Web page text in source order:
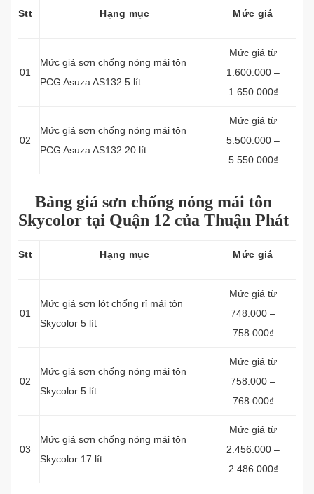
Stt Hạng mục Mức giá
01
Mức giá sơn chống nóng mái tôn
PCG Asuza AS132 5 lít
Mức giá từ
1.600.000 –
1.650.000₫
02
Mức giá sơn chống nóng mái tôn
PCG Asuza AS132 20 lít
Mức giá từ
5.500.000 –
5.550.000₫
Bảng giá sơn chống nóng mái tôn
Skycolor tại Quận 12 của Thuận Phát
Stt Hạng mục Mức giá
01
Mức giá sơn lót chống rỉ mái tôn
Skycolor 5 lít
Mức giá từ
748.000 –
758.000₫
02
Mức giá sơn chống nóng mái tôn
Skycolor 5 lít
Mức giá từ
758.000 –
768.000₫
03
Mức giá sơn chống nóng mái tôn
Skycolor 17 lít
Mức giá từ
2.456.000 –
2.486.000₫